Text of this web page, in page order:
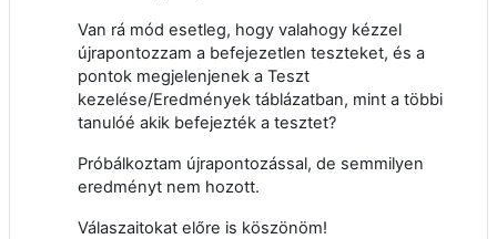
Van rá mód esetleg, hogy valahogy kézzel
újrapontozzam a befejezetlen teszteket, és a
pontok megjelenjenek a Teszt
kezelése/Eredmények táblázatban, mint a többi
tanulóé akik befejezték a tesztet?
Próbálkoztam újrapontozással, de semmilyen
eredményt nem hozott.
Válaszaitokat előre is köszönöm!